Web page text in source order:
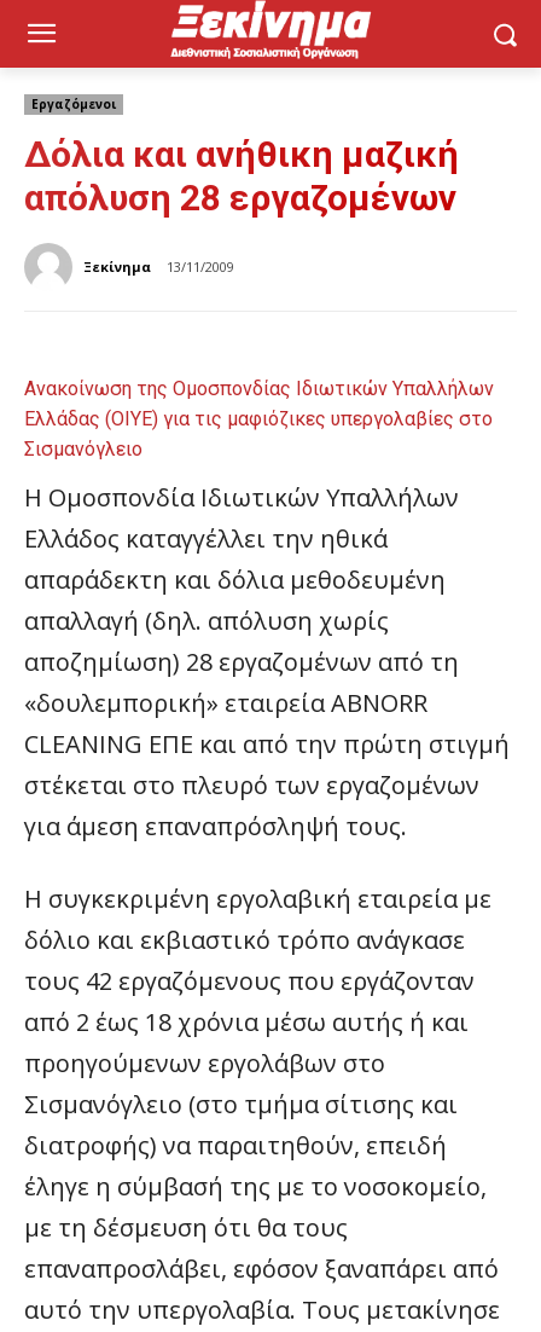
Εργαζόμενοι
Δόλια και ανήθικη μαζική
απόλυση 28 εργαζομένων
Ξεκίνημα 13/11/2009
Aνακοίνωση της Ομοσπονδίας Ιδιωτικών Υπαλλήλων
Ελλάδας (ΟΙΥΕ) για τις μαφιόζικες υπεργολαβίες στο
Σισμανόγλειο
Η Ομοσπονδία Ιδιωτικών Υπαλλήλων
Ελλάδος καταγγέλλει την ηθικά
απαράδεκτη και δόλια μεθοδευμένη
απαλλαγή (δηλ. απόλυση χωρίς
αποζημίωση) 28 εργαζομένων από τη
«δουλεμπορική» εταιρεία ABNORR
CLEANING ΕΠΕ και από την πρώτη στιγμή
στέκεται στο πλευρό των εργαζομένων
για άμεση επαναπρόσληψή τους.
Η συγκεκριμένη εργολαβική εταιρεία με
δόλιο και εκβιαστικό τρόπο ανάγκασε
τους 42 εργαζόμενους που εργάζονταν
από 2 έως 18 χρόνια μέσω αυτής ή και
προηγούμενων εργολάβων στο
Σισμανόγλειο (στο τμήμα σίτισης και
διατροφής) να παραιτηθούν, επειδή
έληγε η σύμβασή της με το νοσοκομείο,
με τη δέσμευση ότι θα τους
επαναπροσλάβει, εφόσον ξαναπάρει από
αυτό την υπεργολαβία. Τους μετακίνησε